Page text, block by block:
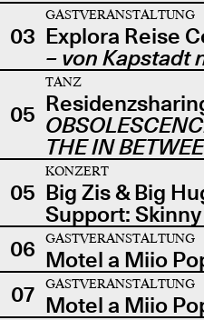
03
GASTVERANSTALTUNG
Explora Reise
– von Kapstadt
05
TANZ
THE IN
05
KONZERT
Big Zis & Big
Support:
06
GASTVERANSTALTUNG
Motel a Miio
07
GASTVERANSTALTUNG
Motel a Miio